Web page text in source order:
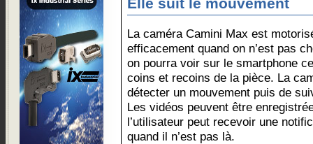
Elle suit le mouvement
La caméra Camini Max est
efficacement quand on n’est pas
on pourra voir sur le smartphone
coins et recoins de la pièce. La
détecter un mouvement puis de
Les vidéos peuvent être
l’utilisateur peut recevoir une
quand il n’est pas là.